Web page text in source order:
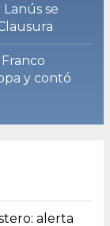
se
y contó
alerta